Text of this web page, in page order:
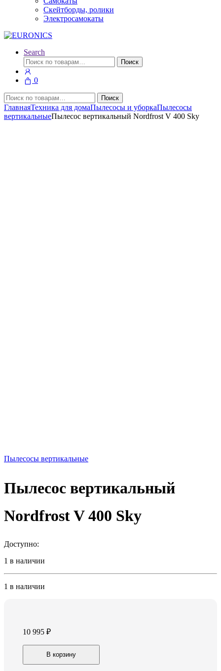
Скейтборды, ролики
Электросамокаты
Search
Искать:
Поиск
0
Искать:
Поиск
ГлавнаяТехника для домаПылесосы и уборкаПылесосы
вертикальныеПылесос вертикальный Nordfrost V 400 Sky
Пылесосы вертикальные
Пылесос вертикальный
Nordfrost V 400 Sky
Доступно:
1 в наличии
1 в наличии
10 995₽
Пылесос
вертикальный
Nordfrost
В корзину